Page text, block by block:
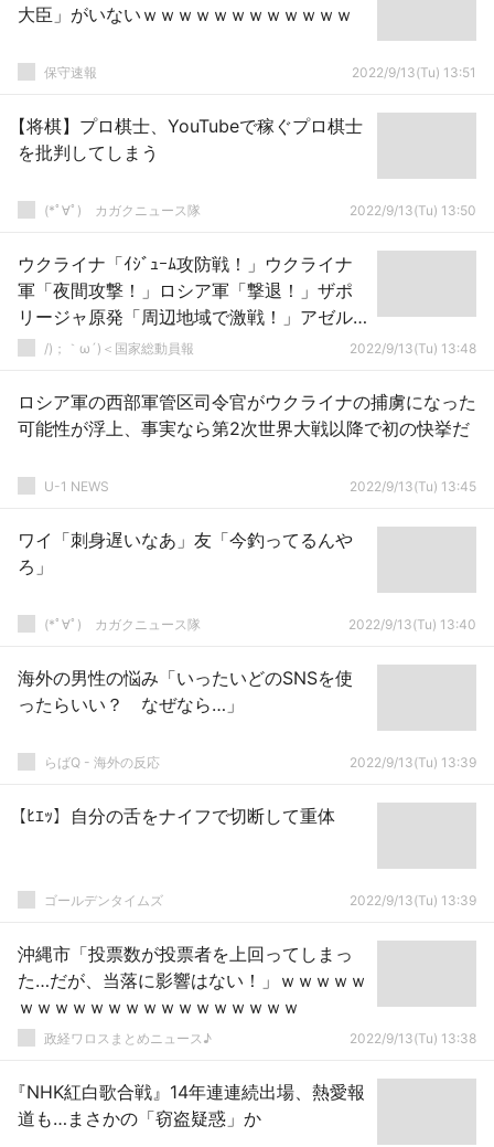
大臣」がいないｗｗｗｗｗｗｗｗｗｗｗｗ
保守速報 2022/9/13(Tu) 13:51
【将棋】プロ棋士、YouTubeで稼ぐプロ棋士
を批判してしまう
(*ﾟ∀ﾟ)ゞカガクニュース隊 2022/9/13(Tu) 13:50
ウクライナ「ｲｼﾞｭｰﾑ攻防戦！」ウクライナ
軍「夜間攻撃！」ロシア軍「撃退！」ザポ
リージャ原発「周辺地域で激戦！」アゼル
バイジャン「ｱﾙﾒﾆｱ侵攻！（最新戦況地図」
/)；｀ω´)＜国家総動員報 2022/9/13(Tu) 13:48
ロシア軍の西部軍管区司令官がウクライナの捕虜になった
可能性が浮上、事実なら第2次世界大戦以降で初の快挙だ
U-1 NEWS 2022/9/13(Tu) 13:45
ワイ「刺身遅いなあ」友「今釣ってるんや
ろ」
(*ﾟ∀ﾟ)ゞカガクニュース隊 2022/9/13(Tu) 13:40
海外の男性の悩み「いったいどのSNSを使
ったらいい？ なぜなら…」
らばQ - 海外の反応 2022/9/13(Tu) 13:39
【ﾋｴｯ】自分の舌をナイフで切断して重体
ゴールデンタイムズ 2022/9/13(Tu) 13:39
沖縄市「投票数が投票者を上回ってしまっ
た…だが、当落に影響はない！」ｗｗｗｗｗ
ｗｗｗｗｗｗｗｗｗｗｗｗｗｗｗｗ
政経ワロスまとめニュース♪ 2022/9/13(Tu) 13:38
『NHK紅白歌合戦』14年連連続出場、熱愛報
道も…まさかの「窃盗疑惑」か